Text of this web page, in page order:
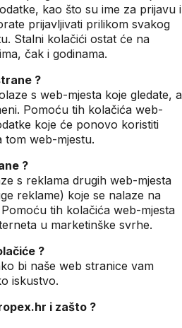
kao što su ime za prijavu i
prijavljivati prilikom svakog
Stalni kolačići ostat će na
čak i godinama.
?
s web-mjesta koje gledate, a
Pomoću tih kolačića web-
koje će ponovo koristiti
tom web-mjestu.
?
s reklama drugih web-mjesta
reklame) koje se nalaze na
tih kolačića web-mjesta
u marketinške svrhe.
?
bi naše web stranice vam
iskustvo.
i zašto ?